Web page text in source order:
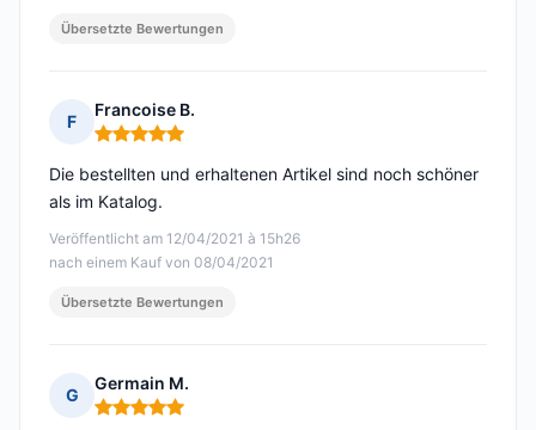
Übersetzte Bewertungen
F
Francoise B.
Hinweis: 5 von 5
Veröffentlicht am 12/04/2021 à 15h26
nach einem Kauf von 08/04/2021
Die bestellten und erhaltenen Artikel sind noch schöner
als im Katalog.
Übersetzte Bewertungen
G
Germain M.
Hinweis: 5 von 5